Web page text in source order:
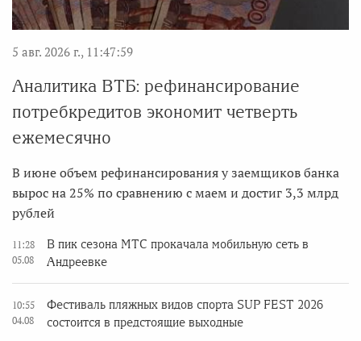
5 авг. 2026 г., 11:47:59
Аналитика ВТБ: рефинансирование
потребкредитов экономит четверть
ежемесячно
В июне объем рефинансирования у заемщиков банка
вырос на 25% по сравнению с маем и достиг 3,3 млрд
рублей
11:28
05.08
В пик сезона МТС прокачала мобильную сеть в
Андреевке
10:55
04.08
Фестиваль пляжных видов спорта SUP FEST 2026
состоится в предстоящие выходные